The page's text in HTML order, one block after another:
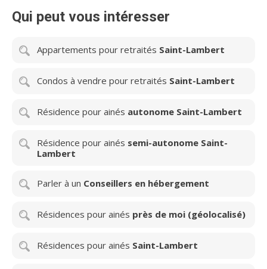
Qui peut vous intéresser
Appartements pour retraités Saint-Lambert
Condos à vendre pour retraités Saint-Lambert
Résidence pour ainés autonome Saint-Lambert
Résidence pour ainés semi-autonome Saint-
Lambert
Parler à un Conseillers en hébergement
Résidences pour ainés près de moi (géolocalisé)
Résidences pour ainés Saint-Lambert